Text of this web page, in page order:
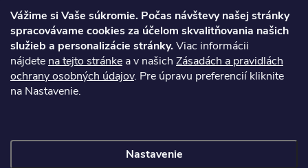
Vážime si Vaše súkromie. Počas návštevy našej stránky
spracovávame cookies za účelom skvalitňovania našich
služieb a personalizácie stránky.Viac informácii
nájdete na tejto stránke a v našich Zásadách a pravidlách
ochrany osobných údajov. Pre úpravu preferencií kliknite
na Nastavenie.
Nastavenie
Aktuálne ceny tovaru
platné od : 10/8/2026